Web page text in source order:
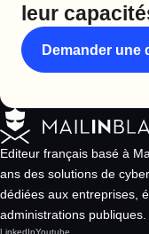
leur
Demander une
Editeur français basé à
ans des solutions de
dédiées aux entreprises,
administrations publiques.
LinkedInYoutube